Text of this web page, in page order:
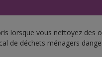
lorsque vous nettoyez des
de déchets ménagers